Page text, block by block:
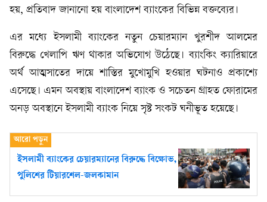
হয়, প্রতিবাদ জানানো হয় বাংলাদেশ ব্যাংকের বিভিন্ন বক্তব্যের।
এর মধ্যে ইসলামী ব্যাংকের নতুন চেয়ারম্যান খুরশীদ আলমের
বিরুদ্ধে খেলাপি ঋণ থাকার অভিযোগ উঠেছে। ব্যাংকিং ক্যারিয়ারে
অর্থ আত্মসাতের দায়ে শাস্তির মুখোমুখি হওয়ার ঘটনাও প্রকাশ্যে
এসেছে। এমন অবস্থায় বাংলাদেশ ব্যাংক ও সচেতন গ্রাহত ফোরামের
অনড় অবস্থানে ইসলামী ব্যাংক নিয়ে সৃষ্ট সংকট ঘনীভূত হয়েছে।
ইসলামী ব্যাংকের চেয়ারম্যানের বিরুদ্ধে বিক্ষোভ,
পুলিশের টিয়ারশেল-জলকামান